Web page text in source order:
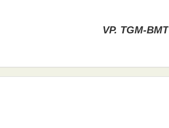
VP. TGM-BMT